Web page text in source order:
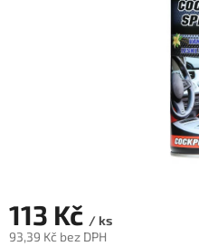
113 Kč / ks
93,39 Kč bez DPH